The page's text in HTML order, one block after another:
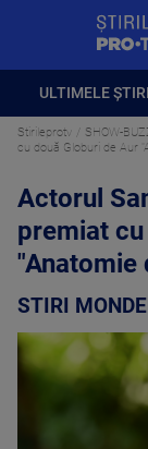
ULTIMELE ȘTIRI
Stirileprotv SHOW-
cu două Globuri de Aur
Actorul
premiat
"Anatomie
STIRI